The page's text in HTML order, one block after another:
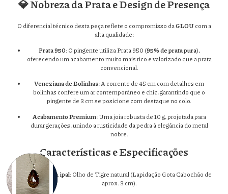
💎 Nobreza da Prata e Design de Presença
O diferencial técnico desta peça reflete o compromisso daGLOUcom a
alta qualidade:
Prata 950: O pingente utiliza Prata 950 (95% de prata pura),
oferecendo um acabamento muito mais rico e valorizado que a prata
convencional.
Veneziana de Bolinhas: A corrente de 45 cm com detalhes em
bolinhas confere um ar contemporâneo e chic, garantindo que o
pingente de 3 cm se posicione com destaque no colo.
Acabamento Premium: Uma joia robusta de 10 g, projetada para
durar gerações, unindo a rusticidade da pedra à elegância do metal
nobre.
Características e Especificações
Pedra Principal: Olho de Tigre natural (Lapidação Gota Cabochão de
aprox. 3 cm).